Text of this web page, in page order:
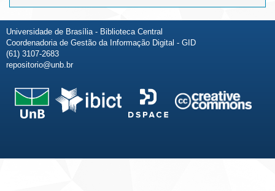
Universidade de Brasília - Biblioteca Central
Coordenadoria de Gestão da Informação Digital - GID
(61) 3107-2683
repositorio@unb.br